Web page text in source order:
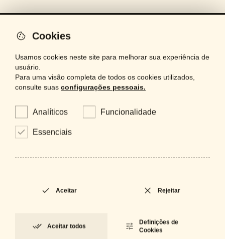
iluminação
espelhos
projetos
bespoke
É um profissional e precisa de
consultoria e suporte?
Cookies
Usamos cookies neste site para melhorar sua experiência de
usuário.
Para uma visão completa de todos os cookies utilizados,
consulte suas configurações pessoais.
Analíticos Funcionalidade
Essenciais
Aceitar Rejeitar
Aceitar todos
Definições de
Cookies